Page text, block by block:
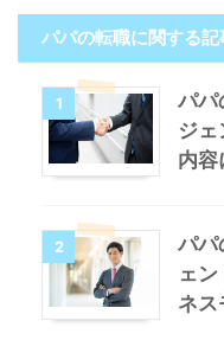
パパの転職に関する記
1
パパ
ジ
内容
2
パパ
ェ
ネス